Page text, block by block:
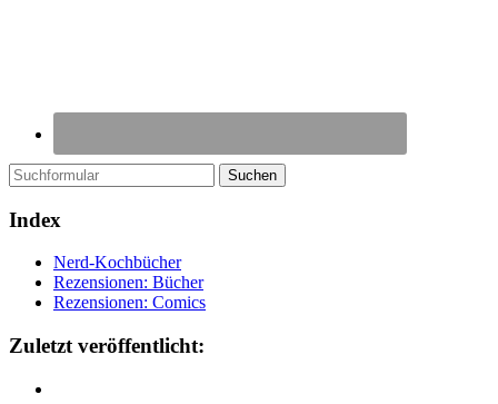
Suchen
Index
Nerd-Kochbücher
Rezensionen: Bücher
Rezensionen: Comics
Zuletzt veröffentlicht: